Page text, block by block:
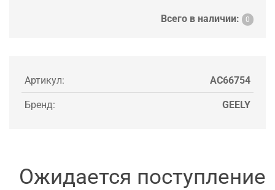
Всего в наличии: 0
Артикул: AC66754
Бренд: GEELY
Ожидается поступление